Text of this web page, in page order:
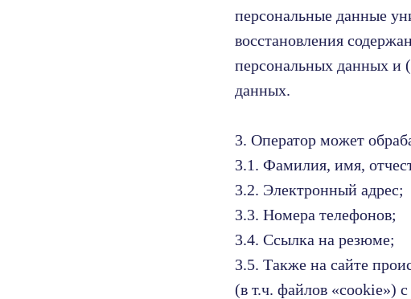
персональные данные
восстановления
персональных данных и
данных.
3. Оператор может
3.1. Фамилия, имя,
3.2. Электронный адрес;
3.3. Номера телефонов;
3.4. Ссылка на резюме;
3.5. Также на сайте
(в т.ч. файлов «cookie»)